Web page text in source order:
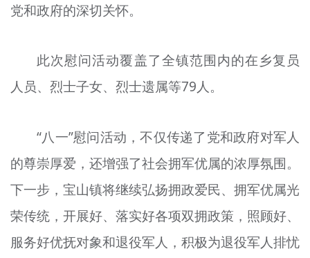
党和政府的深切关怀。
此次慰问活动覆盖了全镇范围内的在乡复员
人员、烈士子女、烈士遗属等79人。
“八一”慰问活动，不仅传递了党和政府对军人
的尊崇厚爱，还增强了社会拥军优属的浓厚氛围。
下一步，宝山镇将继续弘扬拥政爱民、拥军优属光
荣传统，开展好、落实好各项双拥政策，照顾好、
服务好优抚对象和退役军人，积极为退役军人排忧